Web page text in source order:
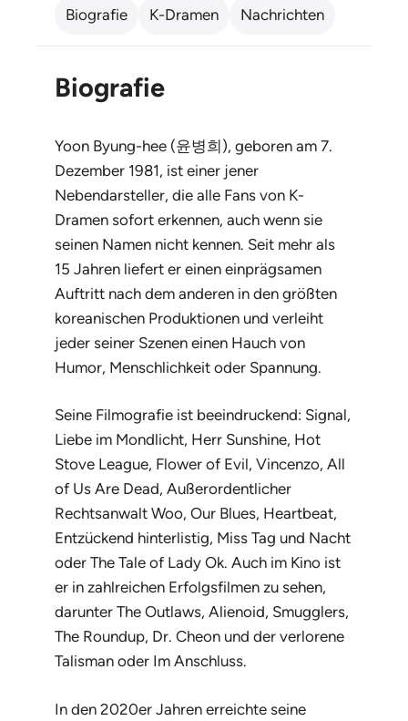
Biografie K-Dramen Nachrichten
Biografie
Yoon Byung-hee (윤병희), geboren am 7.
Dezember 1981, ist einer jener
Nebendarsteller, die alle Fans von K-
Dramen sofort erkennen, auch wenn sie
seinen Namen nicht kennen. Seit mehr als
15 Jahren liefert er einen einprägsamen
Auftritt nach dem anderen in den größten
koreanischen Produktionen und verleiht
jeder seiner Szenen einen Hauch von
Humor, Menschlichkeit oder Spannung.
Seine Filmografie ist beeindruckend: Signal,
Liebe im Mondlicht, Herr Sunshine, Hot
Stove League, Flower of Evil, Vincenzo, All
of Us Are Dead, Außerordentlicher
Rechtsanwalt Woo, Our Blues, Heartbeat,
Entzückend hinterlistig, Miss Tag und Nacht
oder The Tale of Lady Ok. Auch im Kino ist
er in zahlreichen Erfolgsfilmen zu sehen,
darunter The Outlaws, Alienoid, Smugglers,
The Roundup, Dr. Cheon und der verlorene
Talisman oder Im Anschluss.
In den 2020er Jahren erreichte seine